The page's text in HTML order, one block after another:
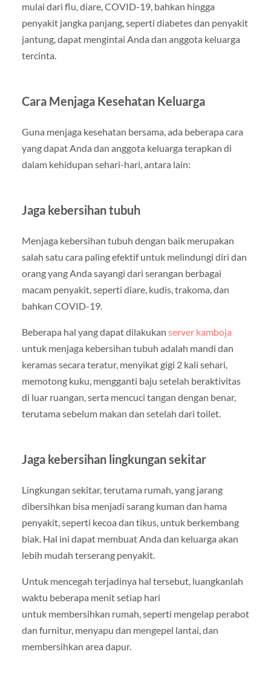
mulai dari flu, diare, COVID-19, bahkan hingga
penyakit jangka panjang, seperti diabetes dan penyakit
jantung, dapat mengintai Anda dan anggota keluarga
tercinta.
Cara Menjaga Kesehatan Keluarga
Guna menjaga kesehatan bersama, ada beberapa cara
yang dapat Anda dan anggota keluarga terapkan di
dalam kehidupan sehari-hari, antara lain:
Jaga kebersihan tubuh
Menjaga kebersihan tubuh dengan baik merupakan
salah satu cara paling efektif untuk melindungi diri dan
orang yang Anda sayangi dari serangan berbagai
macam penyakit, seperti diare, kudis, trakoma, dan
bahkan COVID-19.
Beberapa hal yang dapat dilakukan server kamboja
untuk menjaga kebersihan tubuh adalah mandi dan
keramas secara teratur, menyikat gigi 2 kali sehari,
memotong kuku, mengganti baju setelah beraktivitas
di luar ruangan, serta mencuci tangan dengan benar,
terutama sebelum makan dan setelah dari toilet.
Jaga kebersihan lingkungan sekitar
Lingkungan sekitar, terutama rumah, yang jarang
dibersihkan bisa menjadi sarang kuman dan hama
penyakit, seperti kecoa dan tikus, untuk berkembang
biak. Hal ini dapat membuat Anda dan keluarga akan
lebih mudah terserang penyakit.
Untuk mencegah terjadinya hal tersebut, luangkanlah
waktu beberapa menit setiap hari
untuk membersihkan rumah, seperti mengelap perabot
dan furnitur, menyapu dan mengepel lantai, dan
membersihkan area dapur.